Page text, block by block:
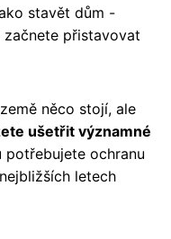
stavět dům -
přistavovat
něco stojí, ale
ušetřit významné
potřebujete ochranu
letech